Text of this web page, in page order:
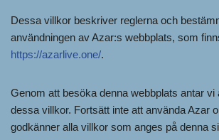
Dessa villkor beskriver reglerna och
användningen av Azar:s webbplats, som
https://azarlive.one/.
Genom att besöka denna webbplats antar vi
dessa villkor. Fortsätt inte att använda Azar
godkänner alla villkor som anges på denna